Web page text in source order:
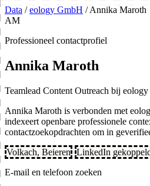
Data / eology GmbH / Annika Maroth
AM
Professioneel contactprofiel
Annika Maroth
Teamlead Content Outreach bij
Annika Maroth is verbonden met
indexeert openbare professionele
contactzoekopdrachten om in
Volkach, Beieren
LinkedIn
E-mail en telefoon zoeken